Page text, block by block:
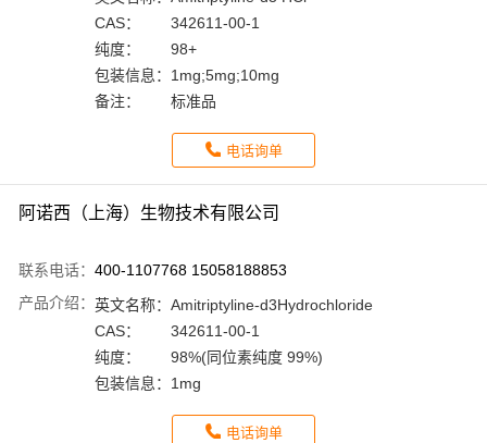
CAS：
342611-00-1
纯度：
98+
包装信息： 1mg;5mg;10mg
备注：
标准品
电话询单
阿诺西（上海）生物技术有限公司
联系电话： 400-1107768 15058188853
产品介绍： 英文名称： Amitriptyline-d3Hydrochloride
CAS：
342611-00-1
纯度：
98%(同位素纯度 99%)
包装信息： 1mg
电话询单